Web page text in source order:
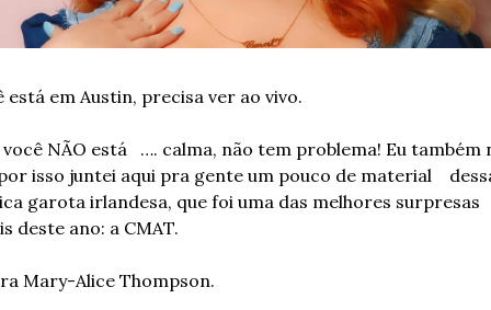
está em Austin, precisa ver ao vivo.
você NÃO está   …. calma, não tem problema! Eu também
isso juntei aqui pra gente um pouco de material
garota irlandesa, que foi uma das melhores surpresas
deste ano: a CMAT.
Mary-Alice Thompson.